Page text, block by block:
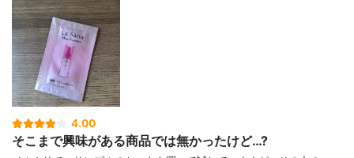
4.00
そこまで興味がある商品では無かったけど…?